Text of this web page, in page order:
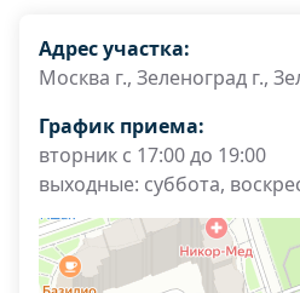
Адрес участка:
Москва г., Зеленоград г.,
График приема:
вторник с 17:00 до 19:00
выходные: суббота,